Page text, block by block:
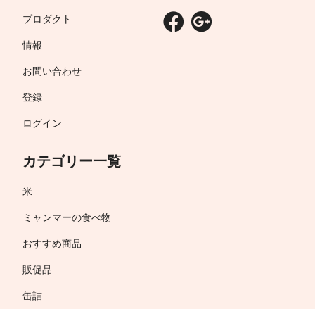
プロダクト
情報
お問い合わせ
登録
ログイン
カテゴリー一覧
米
ミャンマーの食べ物
おすすめ商品
販促品
缶詰